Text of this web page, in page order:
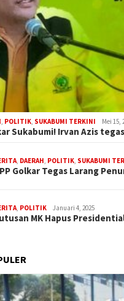
, POLITIK, SUKABUMI TERKINI Mei 15,
Sukabumi! Irvan Azis
, DAERAH, POLITIK, SUKABUMI
Golkar Tegas Larang
, POLITIK Januari 4, 2025
MK Hapus